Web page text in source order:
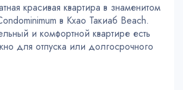
красивая квартира в знаменитом
в Кхао Такиаб Beach.
и комфортной квартире есть
для отпуска или долгосрочного